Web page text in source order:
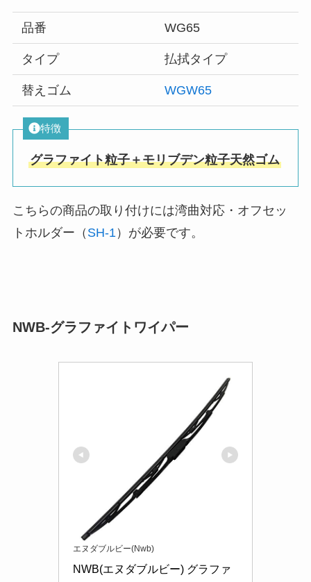
品番 WG65
タイプ 払拭タイプ
替えゴム WGW65
特徴
グラファイト粒子＋モリブデン粒子天然ゴム
こちらの商品の取り付けには湾曲対応・オフセッ
トホルダー（ SH-1 ）が必要です。
NWB-グラファイトワイパー
エヌダブルビー(Nwb)
NWB(エヌダブルビー) グラファ